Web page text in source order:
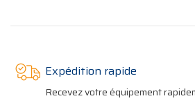
Expédition rapide
Recevez votre équipement